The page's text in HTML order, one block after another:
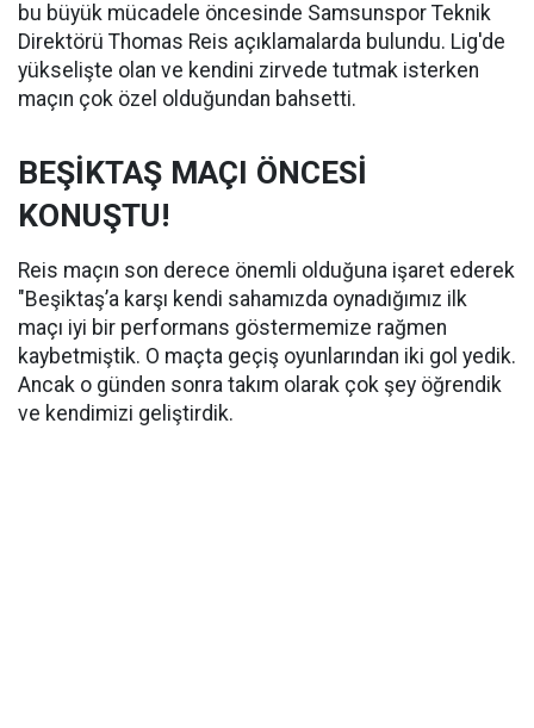
bu büyük mücadele öncesinde Samsunspor Teknik
Direktörü Thomas Reis açıklamalarda bulundu. Lig'de
yükselişte olan ve kendini zirvede tutmak isterken
maçın çok özel olduğundan bahsetti.
BEŞİKTAŞ MAÇI ÖNCESİ
KONUŞTU!
Reis maçın son derece önemli olduğuna işaret ederek
"Beşiktaş’a karşı kendi sahamızda oynadığımız ilk
maçı iyi bir performans göstermemize rağmen
kaybetmiştik. O maçta geçiş oyunlarından iki gol yedik.
Ancak o günden sonra takım olarak çok şey öğrendik
ve kendimizi geliştirdik.